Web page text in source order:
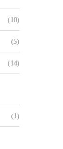
(10)
(5)
(14)
(1)